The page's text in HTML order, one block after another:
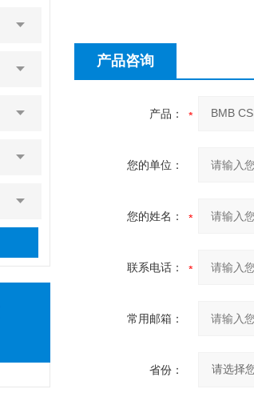
产品咨询
产品：
您的单位：
您的姓名：
联系电话：
常用邮箱：
省份：